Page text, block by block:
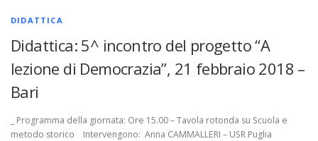
DIDATTICA
Didattica: 5^ incontro del progetto “A
lezione di Democrazia”, 21 febbraio 2018 –
Bari
_ Programma della giornata: Ore 15.00 – Tavola rotonda su Scuola e
metodo storico Intervengono: Anna CAMMALLERI – USR Puglia